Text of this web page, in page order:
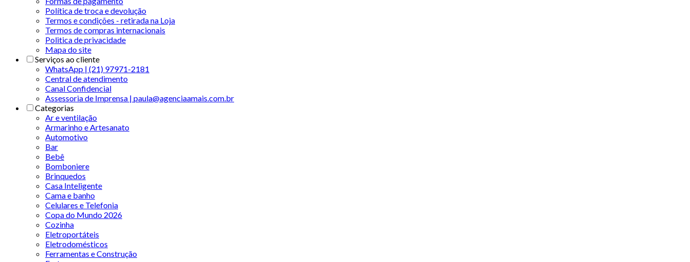
Política de troca e devolução
Termos e condições - retirada na Loja
Termos de compras internacionais
Politica de privacidade
Mapa do site
Serviços ao cliente
WhatsApp | (21) 97971-2181
Central de atendimento
Canal Confidencial
Assessoria de Imprensa | paula@agenciaamais.com.br
Categorias
Ar e ventilação
Armarinho e Artesanato
Automotivo
Bar
Bebê
Bomboniere
Brinquedos
Casa Inteligente
Cama e banho
Celulares e Telefonia
Copa do Mundo 2026
Cozinha
Eletroportáteis
Eletrodomésticos
Ferramentas e Construção